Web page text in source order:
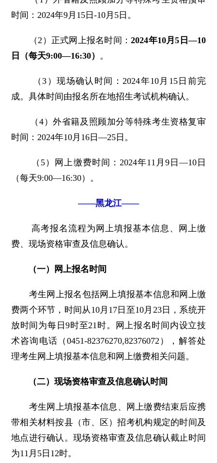
时间：2024年9月15日-10月5日。
（2）正式网上报名时间：2024年10月5日—10
日（每天9:00—16:30） 。
（3）现场确认时间：2024年10月15日前完
成。具体时间由报名所在地招生考试机构确认。
（4）外省籍及照顾加分等特殊考生资格复审
时间：2024年10月16日—25日。
（5）网上缴费时间：2024年11月9日—10日
（每天9:00—16:30）。
——黑龙江——
高考报名流程为网上填报基本信息、网上缴
费、现场资格审查及信息确认。
（一）网上报名时间
考生网上报名包括网上填报基本信息和网上缴
费两个环节，时间从10月17日至10月23日，系统开
放时间为每日9时至21时。网上报名时间内设立技
术咨询电话（0451-82376270,82376072），解答处
理考生网上填报基本信息和网上缴费相关问题。
（二）现场资格审查及信息确认时间
考生网上填报基本信息、网上缴费结束后应携
带相关材料按县（市、区）招考机构规定的时间及
地点进行确认。现场资格审查及信息确认截止时间
为11月5日12时。